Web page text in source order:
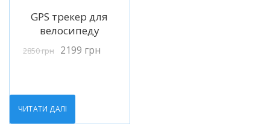
Детальніше
GPS трекер для
велосипеду
2850грн 2199 грн
ЧИТАТИ ДАЛІ